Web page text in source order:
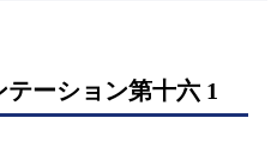
ーション第十六 1